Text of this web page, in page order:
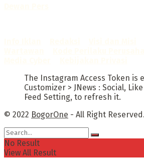
The Instagram Access Token is
Customizer > JNews : Social,
Feed Setting, to refresh it.
© 2022 BogorOne - All Right Reserved.
No Result
View All Result